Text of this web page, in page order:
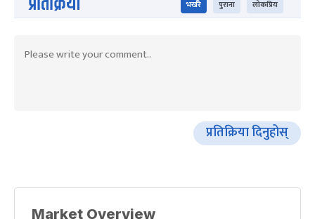
भर्खरै पुराना लोकप्रिय
प्रतिक्रिया दिनुहोस्